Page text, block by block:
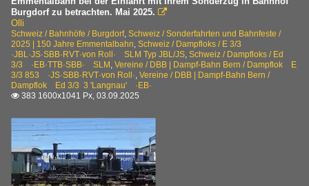
Triebwagen Be 4/4 761 ·BN·
DBB | Dampf-Bahn Bern
Dampflok E 3/3 853 ·JS·SBB·RVT·von Roll·
Dampflok Ed 3/3 3 'Langnau' ·EB·
SBB Historic
Dampflok Eb 2/4 35 ·JS·SBB·
VPM | Verein Pendelzug Mirage
Burgdorf zu betrachten. Mai 2025. 
Olli
Schweiz / Bahnhöfe / Burgdorf, Schweiz / Sonderfahrten und Bahnfeste /
2025 | 150 Jahre Emmentalbahn, Schweiz / Dampfloks / E 3/3
·JBL·JS·SBB·RVT·von Roll· SLM Typ JBL/JS, Schweiz / Dampfloks / Ed
3/3 ·EB·TTB·SBB· SLM , Vereine / DBB | Dampf-Bahn Bern / Dampflok E
3/3 853 ·JS·SBB·RVT·von Roll·, Vereine / DBB | Dampf-Bahn Bern /
Dampflok Ed 3/3 3 'Langnau' ·EB·
 383 1600x1041 Px, 03.09.2025